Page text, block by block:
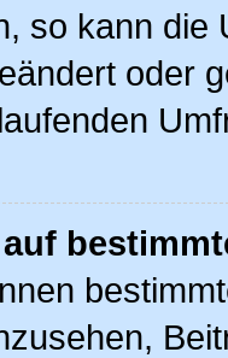
so kann
oder